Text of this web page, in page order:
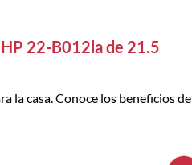
22-B012la de 21.5
la casa. Conoce los beneficios de